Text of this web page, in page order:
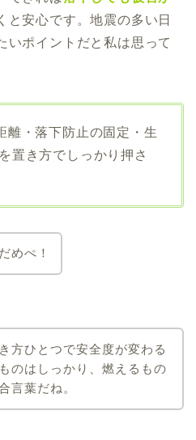
と安心です。地震の多い日
いポイントだと私は思って
離・落下防止の固定・生
置き方でしっかり押さ
めぺ！
方ひとつで安全度が変わる
のはしっかり、燃えるもの
言葉だね。